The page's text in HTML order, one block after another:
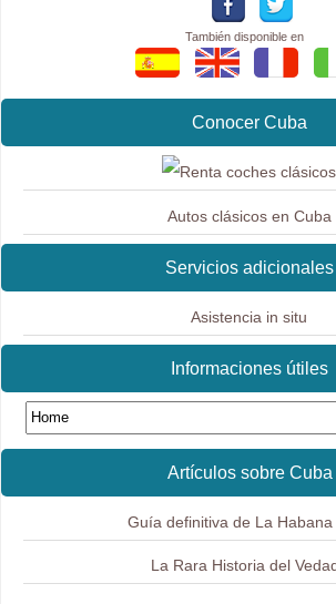
También disponible en
Conocer Cuba
Autos clásicos en Cuba
Servicios adicionales
Asistencia in situ
Informaciones útiles
Artículos sobre Cuba
Guía definitiva de La Habana
La Rara Historia del